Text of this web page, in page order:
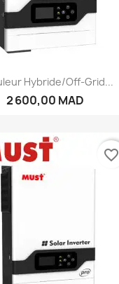
Hybride/Off-Grid...
2 600,00 MAD
favorite_border